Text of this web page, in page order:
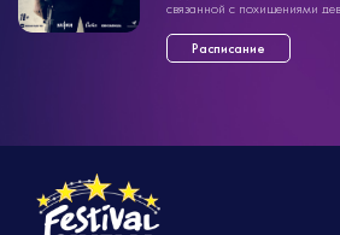
связанной с похищениями
жесткие — сначала ...»
Расписание